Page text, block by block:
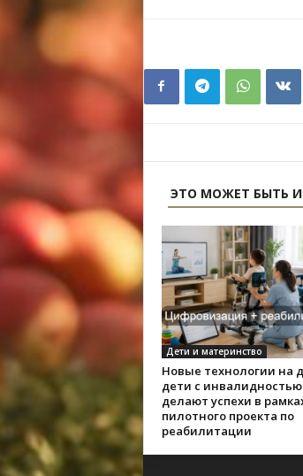
ЭТО МОЖЕТ БЫТЬ
Дети и материнство
Новые технологии на
дети с инвалидностью
делают успехи в
пилотного проекта по
реабилитации